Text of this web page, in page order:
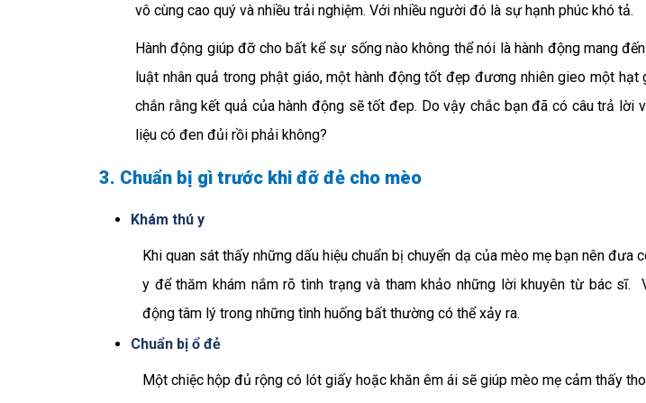
vô cùng cao quý và nhiều trải nghiệm. Với nhiều người đó là sự hạnh phúc khó tả.
Hành động giúp đỡ cho bất kể sự sống nào không thể nói là hành động mang
luật nhân quả trong phật giáo, một hành động tốt đẹp đương nhiên gieo một hạt
chắn rằng kết quả của hành động sẽ tốt đep. Do vậy chắc bạn đã có câu trả lời
liệu có đen đủi rồi phải không?
3. Chuẩn bị gì trước khi đỡ đẻ cho mèo
Khám thú y
Khi quan sát thấy những dấu hiệu chuẩn bị chuyển dạ của mèo mẹ bạn nên đưa
y để thăm khám nắm rõ tình trạng và tham khảo những lời khuyên từ bác sĩ.
động tâm lý trong những tình huống bất thường có thể xảy ra.
Chuẩn bị ổ đẻ
Một chiệc hộp đủ rộng có lót giấy hoặc khăn êm ái sẽ giúp mèo mẹ cảm thấy